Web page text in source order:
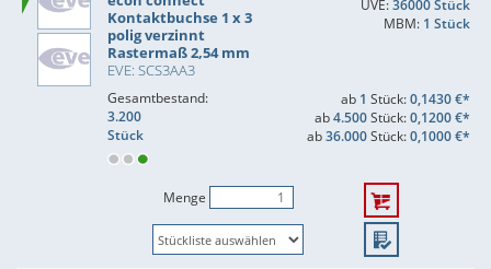
Kontaktbuchse 1 x 3
polig verzinnt
Rastermaß 2,54 mm
EVE: SCS3AA3
UVE:36000 Stück
MBM: 1 Stück
Gesamtbestand:
3.200
Stück
ab 1 Stück:0,1430 €*
ab4.500Stück:0,1200 €*
ab36.000Stück:0,1000 €*
Menge